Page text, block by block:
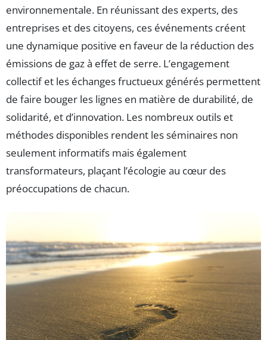
environnementale. En réunissant des experts, des
entreprises et des citoyens, ces événements créent
une dynamique positive en faveur de la réduction des
émissions de gaz à effet de serre. L’engagement
collectif et les échanges fructueux générés permettent
de faire bouger les lignes en matière de durabilité, de
solidarité, et d’innovation. Les nombreux outils et
méthodes disponibles rendent les séminaires non
seulement informatifs mais également
transformateurs, plaçant l’écologie au cœur des
préoccupations de chacun.